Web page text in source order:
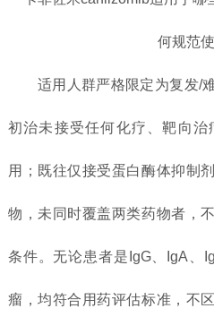
适用人群严格限定为复发/难
初治未接受任何化疗、靶向
用；既往仅接受蛋白酶体抑制
物，未同时覆盖两类药物者，
条件。无论患者是IgG、IgA、
瘤，均符合用药评估标准，不